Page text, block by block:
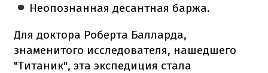
Неопознанная десантная баржа.
Для доктора Роберта Балларда,
знаменитого исследователя, нашедшего
"Титаник", эта экспедиция стала